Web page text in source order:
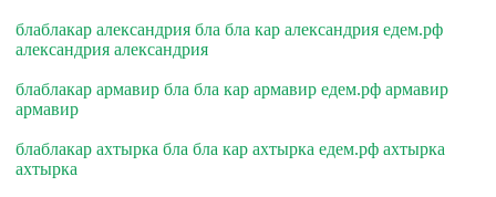
блаблакар александрия бла бла кар александрия едем.рф
александрия александрия
блаблакар армавир бла бла кар армавир едем.рф армавир
армавир
блаблакар ахтырка бла бла кар ахтырка едем.рф ахтырка
ахтырка